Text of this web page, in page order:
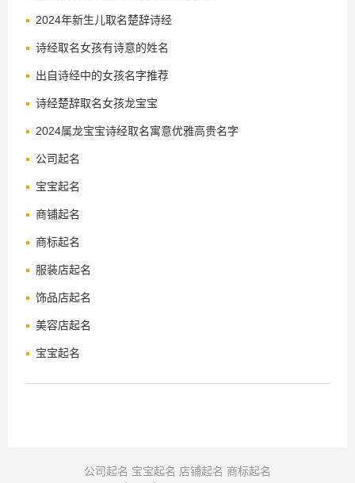
2024年新生儿取名楚辞诗经
诗经取名女孩有诗意的姓名
出自诗经中的女孩名字推荐
诗经楚辞取名女孩龙宝宝
2024属龙宝宝诗经取名寓意优雅高贵名字
公司起名
宝宝起名
商铺起名
商标起名
服装店起名
饰品店起名
美容店起名
宝宝起名
公司起名 宝宝起名 店铺起名 商标起名